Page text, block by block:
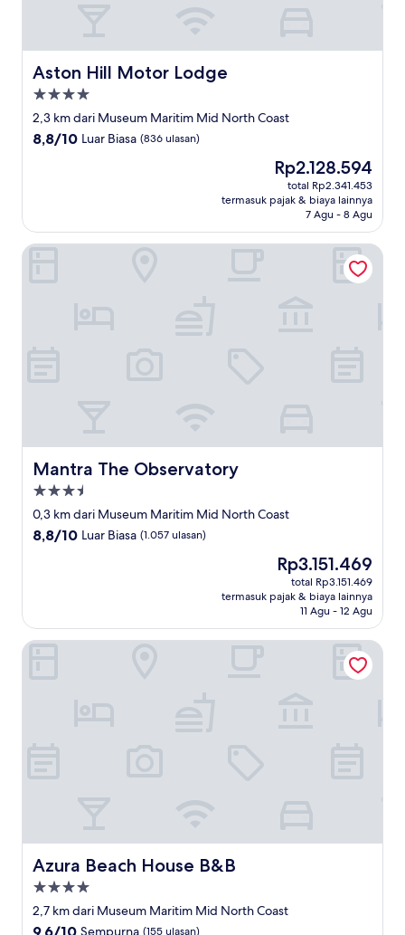
Aston Hill Motor Lodge
Aston Hill Motor Lodge
Properti
bintang
4.0
2,3 km dari Museum Maritim Mid North Coast
8.8
ulasan)
8,8/10 Luar Biasa (836 ulasan)
Harga
sekarang
Rp2.128.594
Rp2.128.594
total Rp2.341.453
termasuk pajak & biaya lainnya
7 Agu - 8 Agu
Mantra The Observatory
Mantra The Observatory
Properti
bintang
3.5
0,3 km dari Museum Maritim Mid North Coast
8.8
ulasan)
8,8/10 Luar Biasa (1.057 ulasan)
Harga
sekarang
Rp3.151.469
Rp3.151.469
total Rp3.151.469
termasuk pajak & biaya lainnya
11 Agu - 12 Agu
Mantra The Observatory
Azura Beach House B&B
Azura Beach House B&B
Properti
bintang
4.0
2,7 km dari Museum Maritim Mid North Coast
9.6
9,6/10 Sempurna (155 ulasan)
Azura Beach House B&B